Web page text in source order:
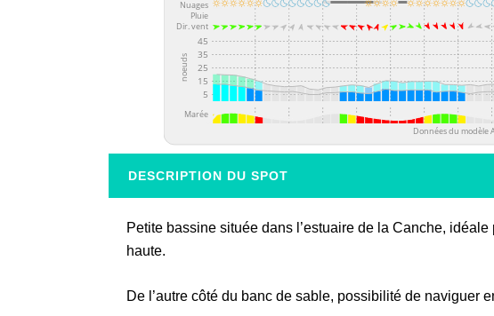
DESCRIPTION DU SPOT
Petite bassine située dans l’estuaire de la Canche,
haute.
De l’autre côté du banc de sable, possibilité de naviguer